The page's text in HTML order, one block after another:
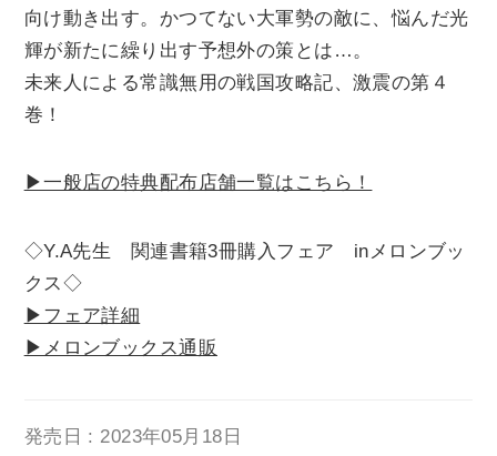
向け動き出す。かつてない大軍勢の敵に、悩んだ光
輝が新たに繰り出す予想外の策とは…。
未来人による常識無用の戦国攻略記、激震の第４
巻！
▶一般店の特典配布店舗一覧はこちら！
◇Y.A先生 関連書籍3冊購入フェア inメロンブッ
クス◇
▶フェア詳細
▶メロンブックス通販
発売日 : 2023年05月18日